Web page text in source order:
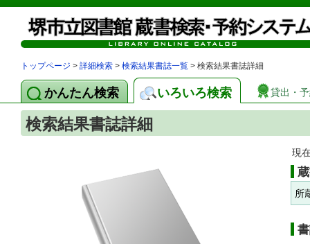
トップページ > 詳細検索 > 検索結果書誌一覧 > 検索結果書誌詳細
かんたん検索 いろいろ検索 貸出・
検索結果書誌詳細
現
所